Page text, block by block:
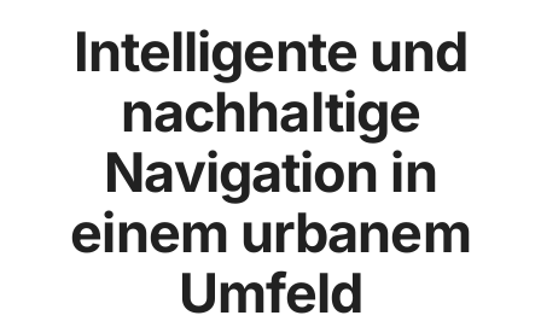
Intelligente und
nachhaltige
Navigation in
einem urbanem
Umfeld